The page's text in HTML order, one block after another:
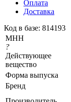
Оплата
Доставка
Код в базе: 814193
МНН
?
Действующее
вещество
Форма выпуска
Бренд